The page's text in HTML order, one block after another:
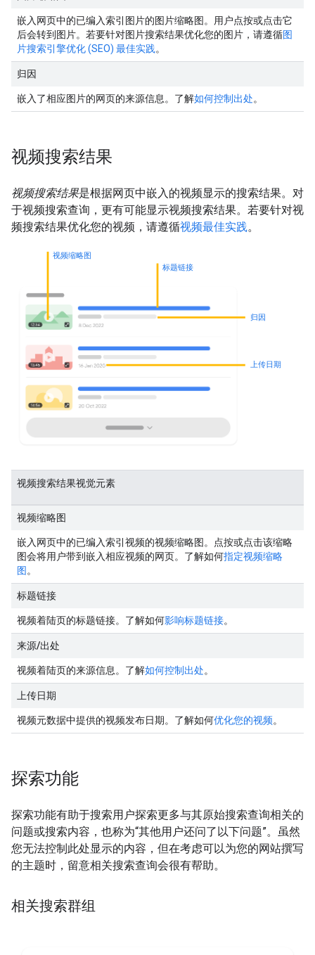
嵌入网页中的已编入索引图片的图片缩略图。用户点按或点击它
后会转到图片。若要针对图片搜索结果优化您的图片，请遵循图
片搜索引擎优化 (SEO) 最佳实践。
归因
嵌入了相应图片的网页的来源信息。了解如何控制出处。
视频搜索结果
视频搜索结果是根据网页中嵌入的视频显示的搜索结果。对
于视频搜索查询，更有可能显示视频搜索结果。若要针对视
频搜索结果优化您的视频，请遵循视频最佳实践。
视频缩略图
标题链接
归因
上传日期
视频搜索结果视觉元素
视频缩略图
嵌入网页中的已编入索引视频的视频缩略图。点按或点击该缩略
图会将用户带到嵌入相应视频的网页。了解如何指定视频缩略
图。
标题链接
视频着陆页的标题链接。了解如何影响标题链接。
来源/出处
视频着陆页的来源信息。了解如何控制出处。
上传日期
视频元数据中提供的视频发布日期。了解如何优化您的视频。
探索功能
探索功能有助于搜索用户探索更多与其原始搜索查询相关的
问题或搜索内容，也称为“其他用户还问了以下问题”。虽然
您无法控制此处显示的内容，但在考虑可以为您的网站撰写
的主题时，留意相关搜索查询会很有帮助。
相关搜索群组